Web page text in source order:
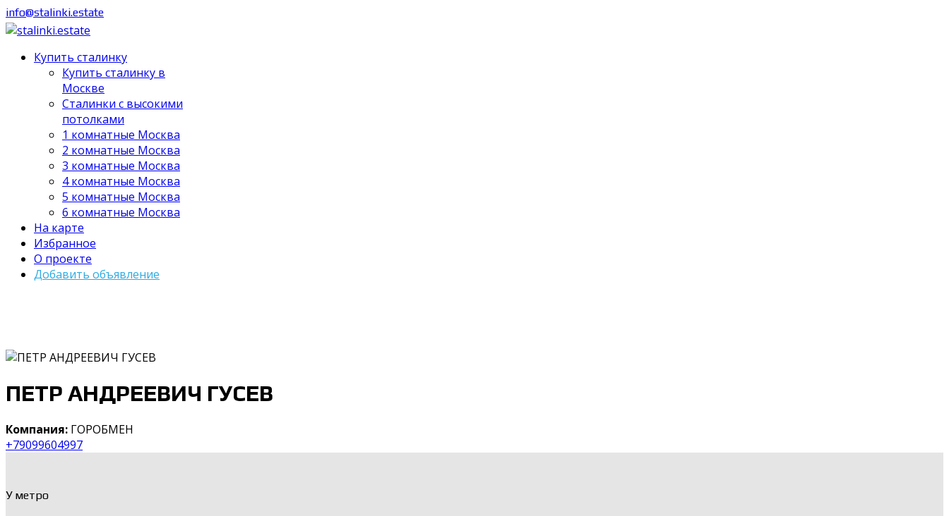
info@stalinki.estate
Купить сталинку
Купить сталинку в
Москве
Cталинки с высокими
потолками
1 комнатные Москва
2 комнатные Москва
3 комнатные Москва
4 комнатные Москва
5 комнатные Москва
6 комнатные Москва
На карте
Избранное
О проекте
Добавить объявление
ПЕТР АНДРЕЕВИЧ ГУСЕВ
Компания: ГОРОБМЕН
+79099604997
У метро